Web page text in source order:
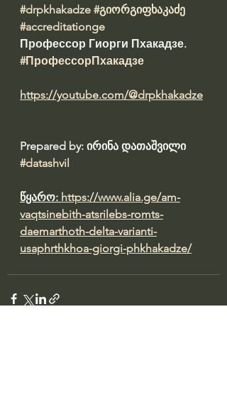
#drpkhakadze #გიორგიფხაკაძე
#accreditationge
Профессор Гиорги Пхакадзе.
#ПрофессорПхакадзе
https://youtube.com/@drpkhakadze
Prepared by: ირინა დათაშვილი
#datashvil
წყარო: https://www.alia.ge/am-
vaqtsinebith-atsrilebs-romts-
daemarthoth-delta-varianti-
usaphrthkhoa-giorgi-phkhakadze/